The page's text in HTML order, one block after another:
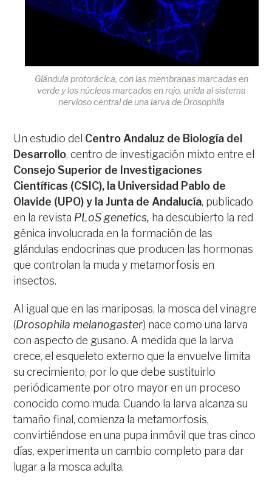
Glándula protorácica, con las membranas marcadas en
verde y los núcleos marcados en rojo, unida al sistema
nervioso central de una larva de Drosophila
Un estudio del Centro Andaluz de Biología del
Desarrollo, centro de investigación mixto entre el
Consejo Superior de Investigaciones
Científicas (CSIC), la Universidad Pablo de
Olavide (UPO) y la Junta de Andalucía, publicado
en la revista PLoS genetics, ha descubierto la red
génica involucrada en la formación de las
glándulas endocrinas que producen las hormonas
que controlan la muda y metamorfosis en
insectos.
Al igual que en las mariposas, la mosca del vinagre
(Drosophila melanogaster) nace como una larva
con aspecto de gusano. A medida que la larva
crece, el esqueleto externo que la envuelve limita
su crecimiento, por lo que debe sustituirlo
periódicamente por otro mayor en un proceso
conocido como muda. Cuando la larva alcanza su
tamaño final, comienza la metamorfosis,
convirtiéndose en una pupa inmóvil que tras cinco
días, experimenta un cambio completo para dar
lugar a la mosca adulta.